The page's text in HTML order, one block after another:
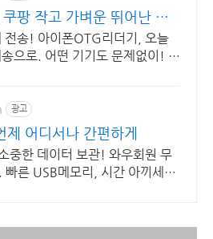
팡 작고 가벼운 뛰어난 휴
전송! 아이폰OTG리더기, 오늘
으로. 어떤 기기도 문제없이! 편
광고
어디서나 간편하게
중한 데이터 보관! 와우회원 무
른 USB메모리, 시간 아끼세